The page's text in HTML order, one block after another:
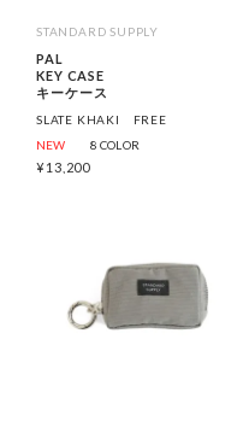
STANDARD SUPPLY
PAL
KEY CASE
キーケース
SLATE KHAKI
FREE
NEW
8 COLOR
¥13,200